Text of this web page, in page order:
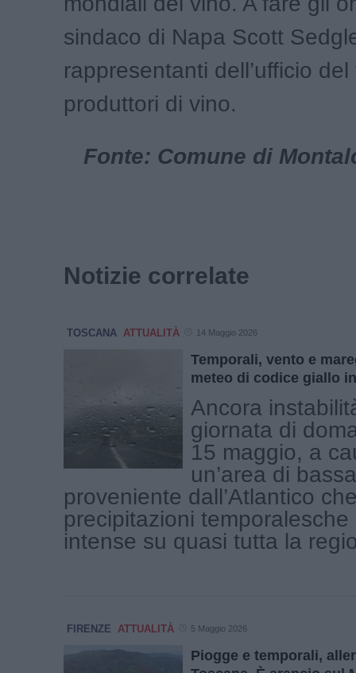
sindaco di Napa Scott
rappresentanti dell’ufficio
produttori di vino.
Fonte: Comune di
Notizie correlate
TOSCANA ATTUALITÀ 14 Maggio 2026
Temporali, vento e
meteo di codice giallo
Ancora
giornata di
15 maggio, a
un’area di
proveniente dall’Atlantico
precipitazioni temporalesche
intense su quasi tutta la
FIRENZE ATTUALITÀ 5 Maggio 2026
Piogge e temporali,